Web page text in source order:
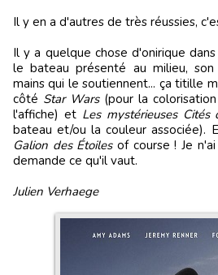
Il y en a d'autres de très réussies,
Il y a quelque chose d'onirique
le bateau présenté au milieu,
mains qui le soutiennent... ça titille
côté Star Wars(pour la
l'affiche) et Les mystérieuses Cités
bateau et/ou la couleur associée).
Galion des Étoilesof course ! Je
demande ce qu'il vaut.
Julien Verhaege